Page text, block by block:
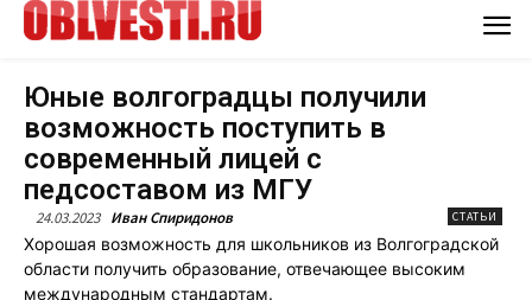
Юные волгоградцы получили
возможность поступить в
современный лицей с
педсоставом из МГУ
24.03.2023 Иван Спиридонов СТАТЬИ
Хорошая возможность для школьников из Волгоградской
области получить образование, отвечающее высоким
международным стандартам.